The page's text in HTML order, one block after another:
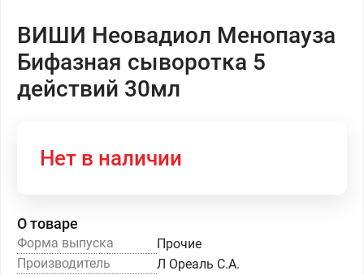
ВИШИ Неовадиол Менопауза
Бифазная сыворотка 5
действий 30мл
Нет в наличии
О товаре
Форма выпуска
Прочие
Производитель
Л Ореаль С.А.